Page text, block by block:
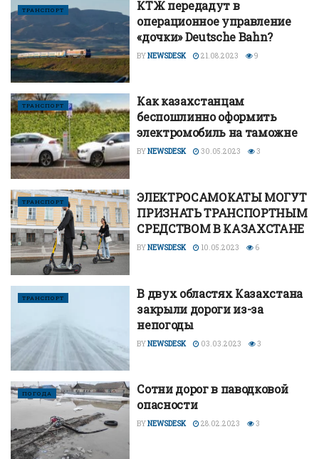
ТРАНСПОРТ
КТЖ передадут в
операционное управление
«дочки» Deutsche Bahn?
BYNEWSDESK 21.08.2023 9
ТРАНСПОРТ
Как казахстанцам
беспошлинно оформить
электромобиль на таможне
BYNEWSDESK 30.05.2023 3
ТРАНСПОРТ
ЭЛЕКТРОСАМОКАТЫ МОГУТ
ПРИЗНАТЬ ТРАНСПОРТНЫМ
СРЕДСТВОМ В КАЗАХСТАНЕ
BYNEWSDESK 10.05.2023 6
ТРАНСПОРТ
В двух областях Казахстана
закрыли дороги из-за
непогоды
BYNEWSDESK 03.03.2023 3
ПОГОДА
Сотни дорог в паводковой
опасности
BYNEWSDESK 28.02.2023 3